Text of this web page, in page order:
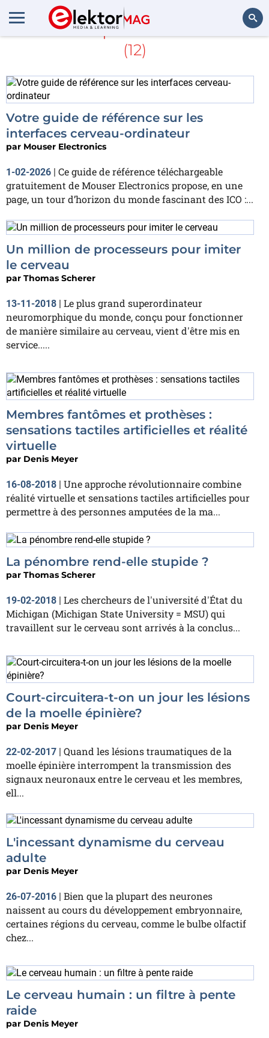
En savoir plus sur cerveau
(12)
Votre guide de référence sur les
interfaces cerveau-ordinateur
par Mouser Electronics
1-02-2026 | Ce guide de référence téléchargeable
gratuitement de Mouser Electronics propose, en une
page, un tour d’horizon du monde fascinant des ICO :...
Un million de processeurs pour imiter
le cerveau
par Thomas Scherer
13-11-2018 | Le plus grand superordinateur
neuromorphique du monde, conçu pour fonctionner
de manière similaire au cerveau, vient d'être mis en
service.....
Membres fantômes et prothèses :
sensations tactiles artificielles et réalité
virtuelle
par Denis Meyer
16-08-2018 | Une approche révolutionnaire combine
réalité virtuelle et sensations tactiles artificielles pour
permettre à des personnes amputées de la ma...
La pénombre rend-elle stupide ?
par Thomas Scherer
19-02-2018 | Les chercheurs de l'université d'État du
Michigan (Michigan State University = MSU) qui
travaillent sur le cerveau sont arrivés à la conclus...
Court-circuitera-t-on un jour les lésions
de la moelle épinière?
par Denis Meyer
22-02-2017 | Quand les lésions traumatiques de la
moelle épinière interrompent la transmission des
signaux neuronaux entre le cerveau et les membres,
ell...
L'incessant dynamisme du cerveau
adulte
par Denis Meyer
26-07-2016
Bien que la plupart des neurones
naissent au cours du développement embryonnaire,
certaines régions du cerveau, comme le bulbe olfactif
chez...
Le cerveau humain : un filtre à pente
raide
par Denis Meyer